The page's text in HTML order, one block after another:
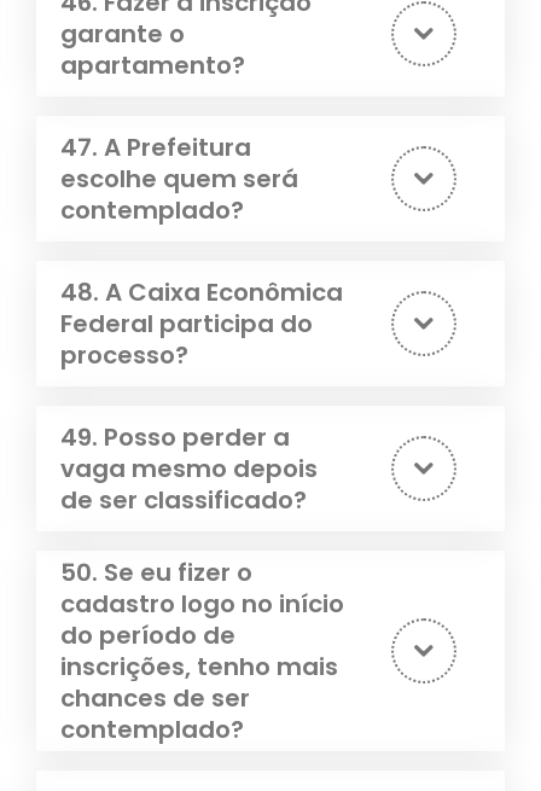
garante o
apartamento?
47. A Prefeitura
escolhe quem será
contemplado?
48. A Caixa Econômica
Federal participa do
processo?
49. Posso perder a
vaga mesmo depois
de ser classificado?
50. Se eu fizer o
cadastro logo no início
do período de
inscrições, tenho mais
chances de ser
contemplado?